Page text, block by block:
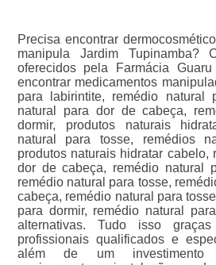
Precisa encontrar
manipula Jardim Tupinamba?
oferecidos pela Farmácia
encontrar medicamentos
para labirintite, remédio natural
natural para dor de cabeça,
dormir, produtos naturais
natural para tosse, remédios
produtos naturais hidratar cabelo,
dor de cabeça, remédio natural
remédio natural para tosse,
cabeça, remédio natural para
para dormir, remédio natural
alternativas. Tudo isso
profissionais qualificados e
além de um investimento